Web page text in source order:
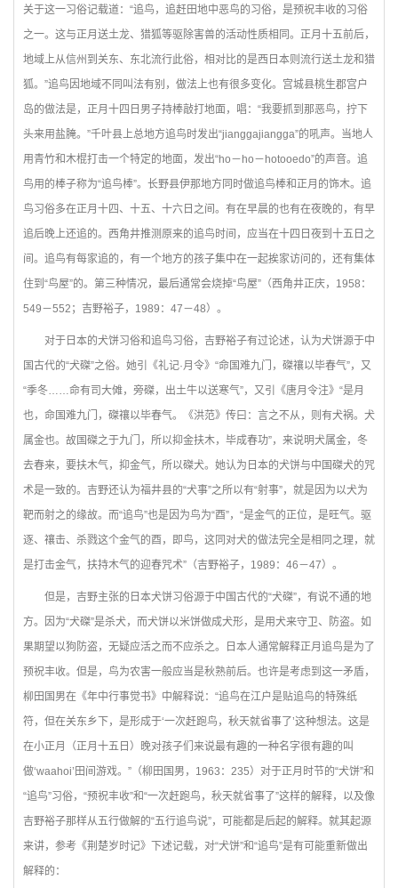
关于这一习俗记载道：“追鸟，追赶田地中恶鸟的习俗，是预祝丰收的习俗
之一。这与正月送土龙、猎狐等驱除害兽的活动性质相同。正月十五前后，
地域上从信州到关东、东北流行此俗，相对比的是西日本则流行送土龙和猎
狐。”追鸟因地域不同叫法有别，做法上也有很多变化。宫城县桃生郡宫户
岛的做法是，正月十四日男子持棒敲打地面，唱：“我要抓到那恶鸟，拧下
头来用盐腌。”千叶县上总地方追鸟时发出“jianggajiangga”的吼声。当地人
用青竹和木棍打击一个特定的地面，发出“ho－ho－hotooedo”的声音。追
鸟用的棒子称为“追鸟棒”。长野县伊那地方同时做追鸟棒和正月的饰木。追
鸟习俗多在正月十四、十五、十六日之间。有在早晨的也有在夜晚的，有早
追后晚上还追的。西角井推测原来的追鸟时间，应当在十四日夜到十五日之
间。追鸟有每家追的，有一个地方的孩子集中在一起挨家访问的，还有集体
住到“鸟屋”的。第三种情况，最后通常会烧掉“鸟屋”（西角井正庆，1958：
549－552；吉野裕子，1989：47－48）。
对于日本的犬饼习俗和追鸟习俗，吉野裕子有过论述，认为犬饼源于中
国古代的“犬磔”之俗。她引《礼记·月令》“命国难九门，磔禳以毕春气”，又
“季冬……命有司大傩，旁磔，出土牛以送寒气”，又引《唐月令注》“是月
也，命国难九门，磔禳以毕春气。《洪范》传曰：言之不从，则有犬祸。犬
属金也。故国磔之于九门，所以抑金扶木，毕成春功”，来说明犬属金，冬
去春来，要扶木气，抑金气，所以磔犬。她认为日本的犬饼与中国磔犬的咒
术是一致的。吉野还认为福井县的“犬事”之所以有“射事”，就是因为以犬为
靶而射之的缘故。而“追鸟”也是因为鸟为“酉”，“是金气的正位，是旺气。驱
逐、禳击、杀戮这个金气的酉，即鸟，这同对犬的做法完全是相同之理，就
是打击金气，扶持木气的迎春咒术”（吉野裕子，1989：46－47）。
但是，吉野主张的日本犬饼习俗源于中国古代的“犬磔”，有说不通的地
方。因为“犬磔”是杀犬，而犬饼以米饼做成犬形，是用犬来守卫、防盗。如
果期望以狗防盗，无疑应活之而不应杀之。日本人通常解释正月追鸟是为了
预祝丰收。但是，鸟为农害一般应当是秋熟前后。也许是考虑到这一矛盾，
柳田国男在《年中行事觉书》中解释说：“追鸟在江户是贴追鸟的特殊纸
符，但在关东乡下，是形成于‘一次赶跑鸟，秋天就省事了’这种想法。这是
在小正月（正月十五日）晚对孩子们来说最有趣的一种名字很有趣的叫
做‘waahoi’田间游戏。”（柳田国男，1963：235）对于正月时节的“犬饼”和
“追鸟”习俗，“预祝丰收”和“一次赶跑鸟，秋天就省事了”这样的解释，以及像
吉野裕子那样从五行做解的“五行追鸟说”，可能都是后起的解释。就其起源
来讲，参考《荆楚岁时记》下述记载，对“犬饼”和“追鸟”是有可能重新做出
解释的：